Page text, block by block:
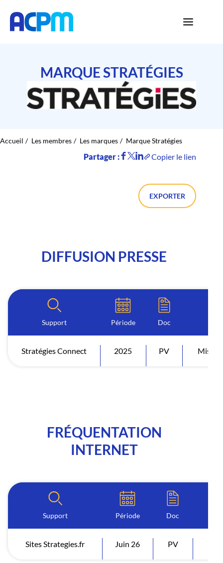
MARQUE STRATÉGIES
Accueil Les membres Les marques Marque Stratégies
Partager : Copier le lien
EXPORTER
DIFFUSION PRESSE
Support Période Doc
Stratégies Connect 2025 PV Mise
FRÉQUENTATION
INTERNET
Support Période Doc
Sites Strategies.fr Juin 26 PV